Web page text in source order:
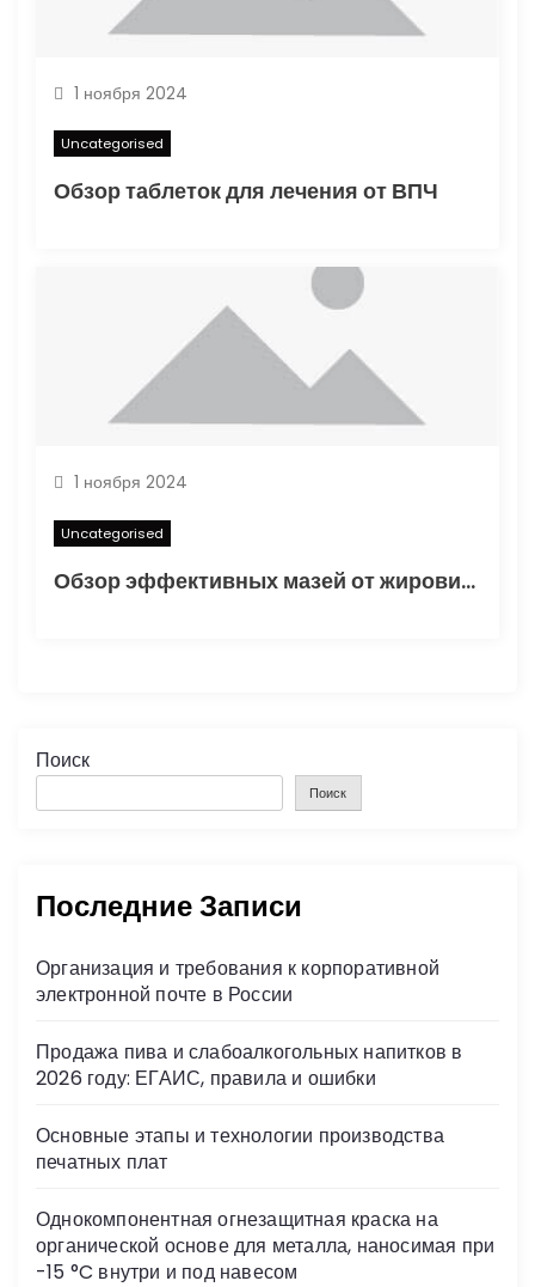
1 ноября 2024
Uncategorised
Обзор таблеток для лечения от ВПЧ
1 ноября 2024
Uncategorised
Обзор эффективных мазей от жировиков с рассасывающим эффектом
Поиск
Поиск
Последние Записи
Организация и требования к корпоративной
электронной почте в России
Продажа пива и слабоалкогольных напитков в
2026 году: ЕГАИС, правила и ошибки
Основные этапы и технологии производства
печатных плат
Однокомпонентная огнезащитная краска на
органической основе для металла, наносимая при
-15 °C внутри и под навесом